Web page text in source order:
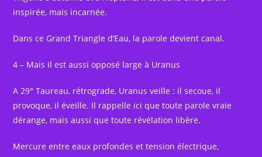
inspirée, mais incarnée.
Dans ce Grand Triangle d’Eau, la parole devient canal.
4 – Mais il est aussi opposé large à Uranus
A 29° Taureau, rétrograde, Uranus veille : il secoue, il
provoque, il éveille. Il rappelle ici que toute parole vraie
dérange, mais aussi que toute révélation libère.
Mercure entre eaux profondes et tension électrique,